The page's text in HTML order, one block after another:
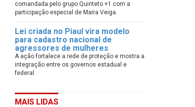
comandada pelo grupo Quinteto +1 com a
participação especial de Maira Veiga.
Lei criada no Piauí vira modelo
para cadastro nacional de
agressores de mulheres
A ação fortalece a rede de proteção e mostra a
integração entre os governos estadual e
federal.
MAIS LIDAS